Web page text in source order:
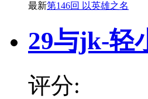
最新第146回 以英雄之名
29与jk-轻
评分: